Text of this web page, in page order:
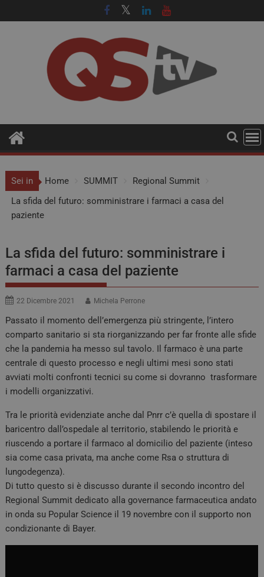
Sei in Home SUMMIT
Regional Summit
La sfida del futuro: somministrare i farmaci a casa del
paziente
La sfida del futuro: somministrare i
farmaci a casa del paziente
22 Dicembre 2021 Michela Perrone
Passato il momento dell’emergenza più stringente, l’intero
comparto sanitario si sta riorganizzando per far fronte alle sfide
che la pandemia ha messo sul tavolo. Il farmaco è una parte
centrale di questo processo e negli ultimi mesi sono stati
avviati molti confronti tecnici su come si dovranno trasformare
i modelli organizzativi.
Tra le priorità evidenziate anche dal Pnrr c’è quella di spostare il
baricentro dall’ospedale al territorio, stabilendo le priorità e
riuscendo a portare il farmaco al domicilio del paziente (inteso
sia come casa privata, ma anche come Rsa o struttura di
lungodegenza).
Di tutto questo si è discusso durante il secondo incontro del
Regional Summit dedicato alla governance farmaceutica andato
in onda su Popular Science il 19 novembre con il supporto non
condizionante di Bayer.